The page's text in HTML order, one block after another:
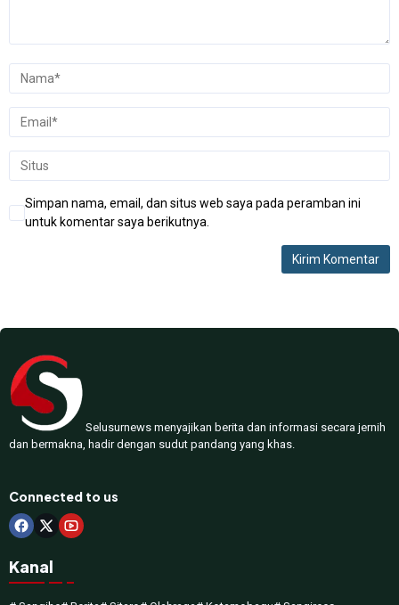
Simpan nama, email, dan situs web saya pada peramban ini
untuk komentar saya berikutnya.
Selusurnews menyajikan berita dan informasi secara jernih
dan bermakna, hadir dengan sudut pandang yang khas.
Connected to us
Kanal